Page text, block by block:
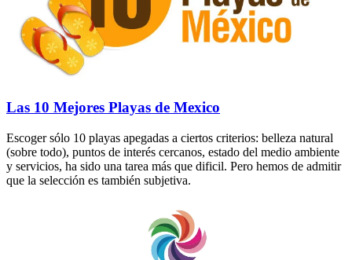
Las 10 Mejores Playas de Mexico
Escoger sólo 10 playas apegadas a ciertos criterios: belleza natural
(sobre todo), puntos de interés cercanos, estado del medio ambiente
y servicios, ha sido una tarea más que dificil. Pero hemos de admitir
que la selección es también subjetiva.